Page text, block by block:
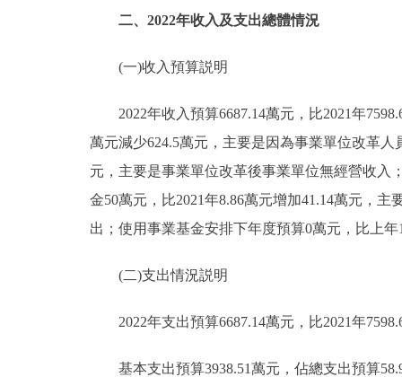
二、2022年收入及支出總體情況
(一)收入預算説明
2022年收入預算6687.14萬元，比2021年
萬元減少624.5萬元，主要是因為事業單位改革
元，主要是事業單位改革後事業單位無經營收入
金50萬元，比2021年8.86萬元增加41.14萬元，主
出；使用事業基金安排下年度預算0萬元，比上
(二)支出情況説明
2022年支出預算6687.14萬元，比2021年
基本支出預算3938.51萬元，佔總支出預算